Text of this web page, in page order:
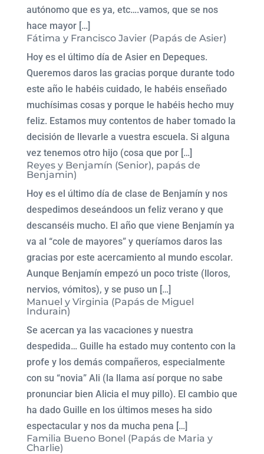
autónomo que es ya, etc….vamos, que se nos
hace mayor […]
Fátima y Francisco Javier (Papás de Asier)
Hoy es el último día de Asier en Depeques.
Queremos daros las gracias porque durante todo
este año le habéis cuidado, le habéis enseñado
muchísimas cosas y porque le habéis hecho muy
feliz. Estamos muy contentos de haber tomado la
decisión de llevarle a vuestra escuela. Si alguna
vez tenemos otro hijo (cosa que por […]
Reyes y Benjamín (Senior), papás de
Benjamin)
Hoy es el último día de clase de Benjamín y nos
despedimos deseándoos un feliz verano y que
descanséis mucho. El año que viene Benjamín ya
va al “cole de mayores” y queríamos daros las
gracias por este acercamiento al mundo escolar.
Aunque Benjamín empezó un poco triste (lloros,
nervios, vómitos), y se puso un […]
Manuel y Virginia (Papás de Miguel
Indurain)
Se acercan ya las vacaciones y nuestra
despedida… Guille ha estado muy contento con la
profe y los demás compañeros, especialmente
con su “novia” Ali (la llama así porque no sabe
pronunciar bien Alicia el muy pillo). El cambio que
ha dado Guille en los últimos meses ha sido
espectacular y nos da mucha pena […]
Familia Bueno Bonel (Papás de Maria y
Charlie)